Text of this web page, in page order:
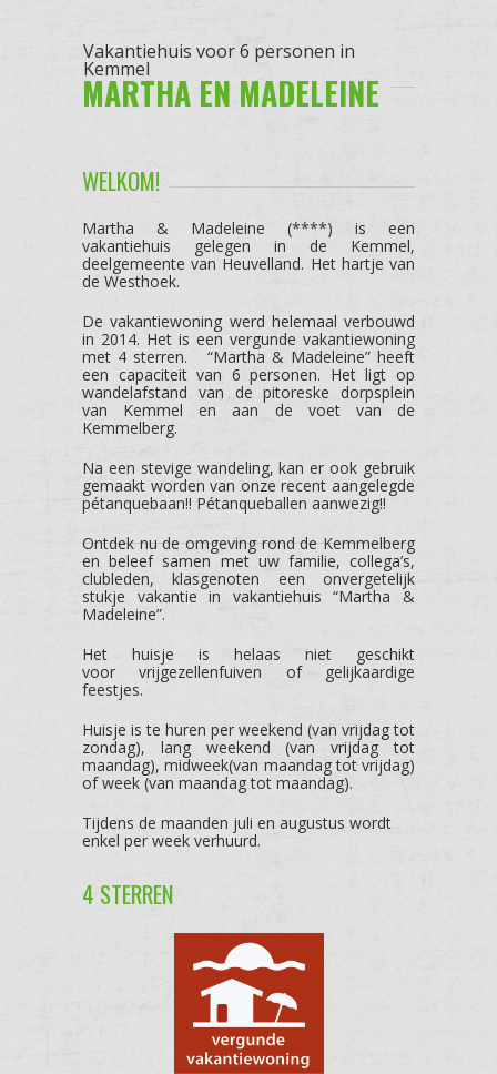
Vakantiehuis voor 6 personen in
Kemmel
MARTHA EN MADELEINE
WELKOM!
Martha & Madeleine (****) is een
vakantiehuis gelegen in de Kemmel,
deelgemeente van Heuvelland. Het hartje van
de Westhoek.
De vakantiewoning werd helemaal verbouwd
in 2014. Het is een vergunde vakantiewoning
met 4 sterren. “Martha & Madeleine” heeft
een capaciteit van 6 personen. Het ligt op
wandelafstand van de pitoreske dorpsplein
van Kemmel en aan de voet van de
Kemmelberg.
Na een stevige wandeling, kan er ook gebruik
gemaakt worden van onze recent aangelegde
pétanquebaan!! Pétanqueballen aanwezig!!
Ontdek nu de omgeving rond de Kemmelberg
en beleef samen met uw familie, collega’s,
clubleden, klasgenoten een onvergetelijk
stukje vakantie in vakantiehuis “Martha &
Madeleine”.
Het huisje is helaas niet geschikt
voor vrijgezellenfuiven of gelijkaardige
feestjes.
Huisje is te huren per weekend (van vrijdag tot
zondag), lang weekend (van vrijdag tot
maandag), midweek(van maandag tot vrijdag)
of week (van maandag tot maandag).
Tijdens de maanden juli en augustus wordt
enkel per week verhuurd.
4 STERREN